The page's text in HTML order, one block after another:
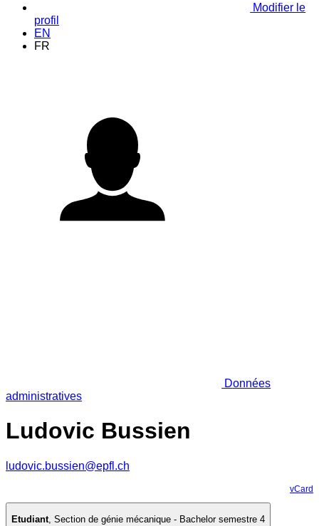
Modifier le
profil
EN
FR
Données
administratives
Ludovic Bussien
ludovic.bussien@epfl.ch
vCard
Etudiant, Section de génie mécanique - Bachelor semestre 4